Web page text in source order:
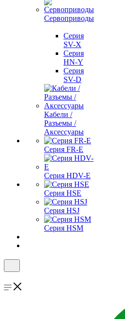
Сервоприводы
Серия
SV-X
Серия
HN-Y
Серия
SV-D
Кабели /
Разъемы /
Аксессуары
Серия FR-E
Серия HDV-E
Серия HSE
Серия HSJ
Серия HSM